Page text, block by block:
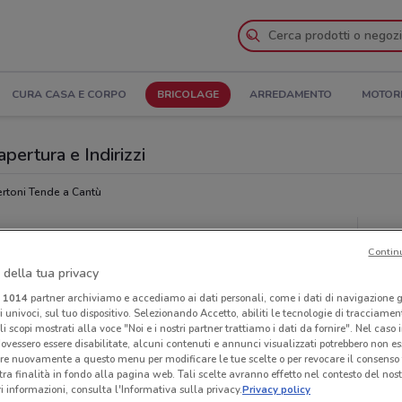
CURA CASA E CORPO BRICOLAGE ARREDAMENTO MOTORI
e Indirizzi
Tende a Cantù
della tua privacy
1014partner archiviamo e accediamo ai dati personali, come i dati di navigazione
sul tuo dispositivo. Selezionando Accetto, abiliti le tecnologie di
scopi mostrati alla voce "Noi e i nostri partner trattiamo i dati da fornire". Nel caso
essere disabilitate, alcuni contenuti e annunci visualizzati potrebbero non
nuovamente a questo menu per modificare le tue scelte o per revocare il
finalità in fondo alla pagina web. Tali scelte avranno effetto nel contesto del
informazioni, consulta l'Informativa sulla privacy.Privacy policy